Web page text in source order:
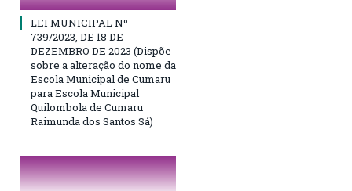
LEI MUNICIPAL Nº
739/2023, DE 18 DE
DEZEMBRO DE 2023 (Dispõe
sobre a alteração do nome da
Escola Municipal de Cumaru
para Escola Municipal
Quilombola de Cumaru
Raimunda dos Santos Sá)